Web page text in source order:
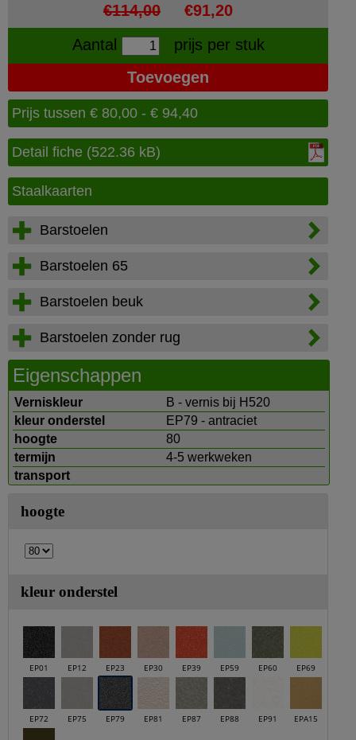
€114,00
€91,20
Aantal
prijs per stuk
Prijs tussen € 80,00 - € 94,40
Detail fiche (522.36 kB)
Staalkaarten
Barstoelen
Barstoelen 65
Barstoelen beuk
Barstoelen zonder rug
Eigenschappen
Verniskleur
B - vernis bij H520
kleur onderstel
EP79 - antraciet
hoogte
80
termijn
4-5 werkweken
transport
hoogte
kleur onderstel
EP01 EP12 EP23 EP30 EP39 EP59 EP60 EP69
EP72 EP75 EP79 EP81 EP87 EP88 EP91 EPA15